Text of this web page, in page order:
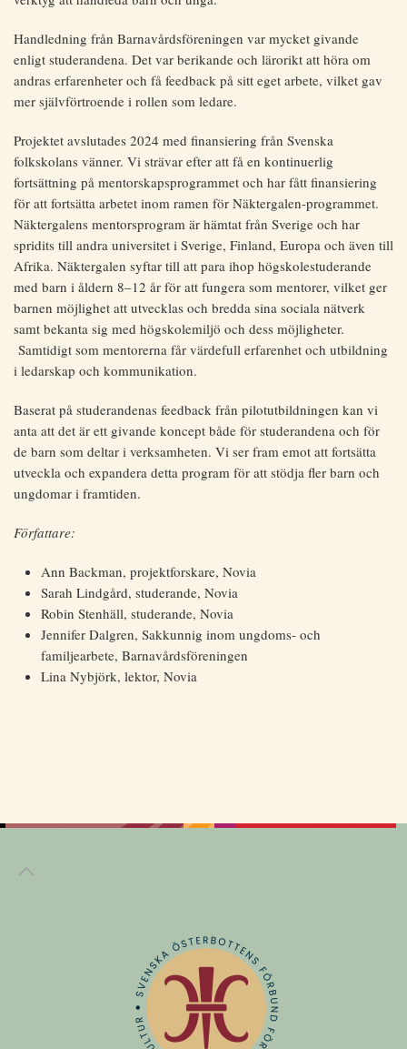
Handledning från Barnavårdsföreningen var mycket givande
enligt studerandena. Det var berikande och lärorikt att höra om
andras erfarenheter och få feedback på sitt eget arbete, vilket gav
mer självförtroende i rollen som ledare.
Projektet avslutades 2024 med finansiering från Svenska
folkskolans vänner. Vi strävar efter att få en kontinuerlig
fortsättning på mentorskapsprogrammet och har fått finansiering
för att fortsätta arbetet inom ramen för Näktergalen-programmet.
Näktergalens mentorsprogram är hämtat från Sverige och har
spridits till andra universitet i Sverige, Finland, Europa och även till
Afrika. Näktergalen syftar till att para ihop högskolestuderande
med barn i åldern 8–12 år för att fungera som mentorer, vilket ger
barnen möjlighet att utvecklas och bredda sina sociala nätverk
samt bekanta sig med högskolemiljö och dess möjligheter.
Samtidigt som mentorerna får värdefull erfarenhet och utbildning
i ledarskap och kommunikation.
Baserat på studerandenas feedback från pilotutbildningen kan vi
anta att det är ett givande koncept både för studerandena och för
de barn som deltar i verksamheten. Vi ser fram emot att fortsätta
utveckla och expandera detta program för att stödja fler barn och
ungdomar i framtiden.
Författare:
Ann Backman, projektforskare, Novia
Sarah Lindgård, studerande, Novia
Robin Stenhäll, studerande, Novia
Jennifer Dalgren, Sakkunnig inom ungdoms- och
familjearbete, Barnavårdsföreningen
Lina Nybjörk, lektor, Novia